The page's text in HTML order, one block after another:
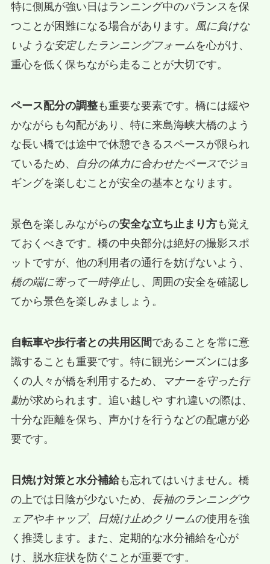
特に側風が強い日はランニング中のバランスを保
つことが困難になる場合があります。
風に負けな
いような安定したランニングフォームを心がけ、
重心を低く保ちながら走ることが大切です。
ペース配分の調整も重要な要素です。橋には緩や
かながらも勾配があり、特に来島海峡大橋のよう
な長い橋では途中で休憩できるスペースが限られ
ているため、
自分の体力に合わせたペースでジョ
ギングを楽しむことが安全の基本となります。
景色を楽しみながらの安全な立ち止まり方も覚え
ておくべきです。橋の中央部分は絶好の撮影スポ
ットですが、他の利用者の通行を妨げないよう、
橋の端に寄って一時停止し、周囲の安全を確認し
てから景色を楽しみましょう。
自転車や歩行者との共用区間であることを常に意
識することも重要です。特に観光シーズンには多
くの人々が橋を利用するため、
マナーを守った行
動が求められます。追い越しや すれ違いの際は、
十分な距離を保ち、声かけを行うなどの配慮が必
要です。
日焼け対策と水分補給も忘れてはいけません。橋
の上では日陰が少ないため、 長袖のランニングウ
ェアやキャップ、日焼け止めクリームの使用を強
く推奨します。また、定期的な水分補給を心が
け、脱水症状を防ぐことが重要です。